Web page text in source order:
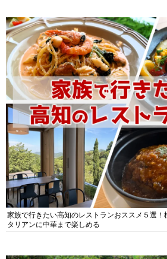
家族で行きたい高知のレストランおススメ５選！
タリアンに中華まで楽しめる